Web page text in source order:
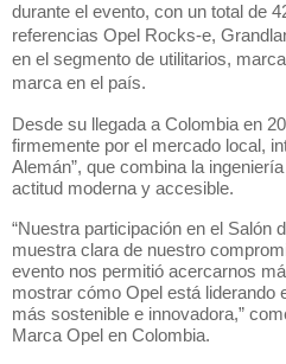
durante el evento, con un total de
referencias Opel Rocks-e,
en el segmento de utilitarios,
marca en el país.
Desde su llegada a Colombia en
firmemente por el mercado local,
Alemán”, que combina la
actitud moderna y accesible.
“Nuestra participación en el Salón
muestra clara de nuestro
evento nos permitió acercarnos
mostrar cómo Opel está liderando
más sostenible e innovadora,”
Marca Opel en Colombia.